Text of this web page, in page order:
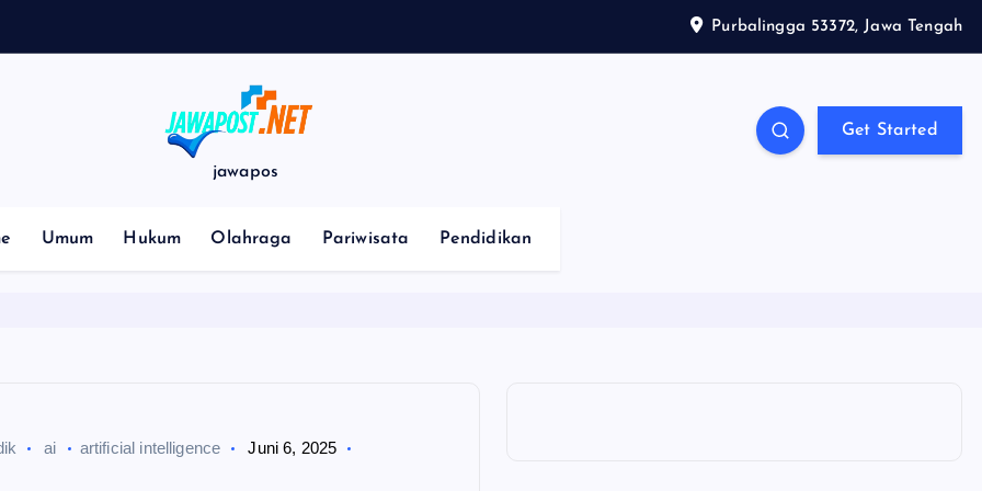
Purbalingga 53372, Jawa Tengah
jawapos
Get Started
Umum Hukum Olahraga Pariwisata Pendidikan
ai artificial intelligence
Juni 6, 2025